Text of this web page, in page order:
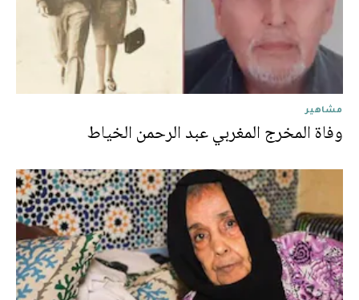
مشاهير
وفاة المخرج المغربي عبد الرحمن الخياط